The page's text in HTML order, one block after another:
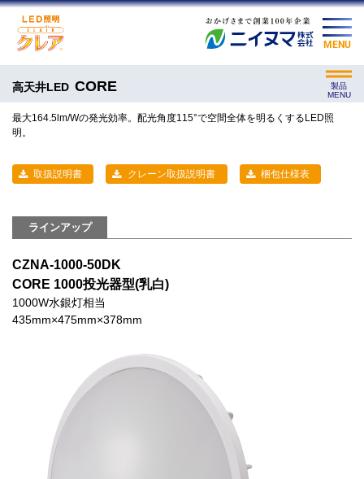
MENU
高天井LED CORE
製品
MENU
最大164.5lm/Wの発光効率。配光角度115°で空間全体を明るくするLED照
明。
取扱説明書 クレーン取扱説明書 梱包仕様表
ラインアップ
CZNA-1000-50DK
CORE 1000投光器型(乳白)
1000W水銀灯相当
435mm×475mm×378mm